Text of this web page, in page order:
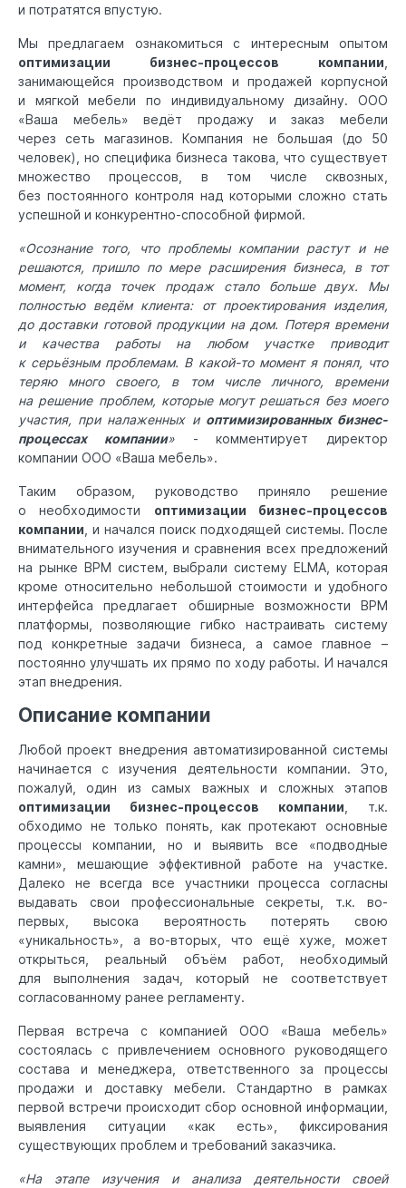
и потратятся впустую.
Мы предлагаем ознакомиться с интересным опытом
оптимизации бизнес-процессов компании
занимающейся производством и продажей корпусной
и мягкой мебели по индивидуальному дизайну. ООО
«Ваша мебель» ведёт продажу и заказ мебели
через сеть магазинов. Компания не большая (до 50
человек), но специфика бизнеса такова, что существует
множество процессов, в том числе сквозных,
без постоянного контроля над которыми сложно стать
успешной и конкурентно-способной фирмой.
«Осознание того, что проблемы компании растут и не
решаются, пришло по мере расширения бизнеса, в тот
момент, когда точек продаж стало больше двух. Мы
полностью ведём клиента: от проектирования изделия,
до доставки готовой продукции на дом. Потеря времени
и качества работы на любом участке приводит
к серьёзным проблемам. В какой-то момент я понял, что
теряю много своего, в том числе личного, времени
на решение проблем, которые могут решаться без моего
участия, при налаженных и оптимизированных бизнес-
процессах компании»- комментирует директор
компании ООО «Ваша мебель».
Таким образом, руководство приняло решение
о необходимости оптимизации бизнес-процессов
компании , и начался поиск подходящей системы. После
внимательного изучения и сравнения всех предложений
на рынке BPM систем, выбрали систему ELMA, которая
кроме относительно небольшой стоимости и удобного
интерфейса предлагает обширные возможности BPM
платформы, позволяющие гибко настраивать систему
под конкретные задачи бизнеса, а самое главное –
постоянно улучшать их прямо по ходу работы. И начался
этап внедрения.
Описание компании
Любой проект внедрения автоматизированной системы
начинается с изучения деятельности компании. Это,
пожалуй, один из самых важных и сложных этапов
оптимизации бизнес-процессов компании , т.к.
обходимо не только понять, как протекают основные
процессы компании, но и выявить все «подводные
камни», мешающие эффективной работе на участке.
Далеко не всегда все участники процесса согласны
выдавать свои профессиональные секреты, т.к. во-
первых, высока вероятность потерять свою
«уникальность», а во-вторых, что ещё хуже, может
открыться, реальный объём работ, необходимый
для выполнения задач, который не соответствует
согласованному ранее регламенту.
Первая встреча с компанией ООО «Ваша мебель»
состоялась с привлечением основного руководящего
состава и менеджера, ответственного за процессы
продажи и доставку мебели. Стандартно в рамках
первой встречи происходит сбор основной информации,
выявления ситуации «как есть», фиксирования
существующих проблем и требований заказчика.
«На этапе изучения и анализа деятельности своей